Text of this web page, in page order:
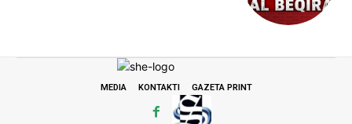
MEDIA KONTAKTI GAZETA PRINT